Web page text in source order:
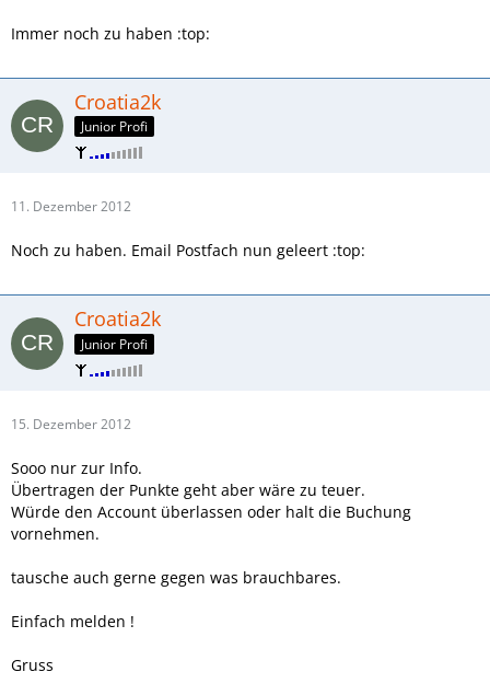
Immer noch zu haben :top:
Croatia2k
Junior Profi
11. Dezember 2012
Noch zu haben. Email Postfach nun geleert :top:
Croatia2k
Junior Profi
15. Dezember 2012
Sooo nur zur Info.
Übertragen der Punkte geht aber wäre zu teuer.
Würde den Account überlassen oder halt die Buchung
vornehmen.
tausche auch gerne gegen was brauchbares.
Einfach melden !
Gruss